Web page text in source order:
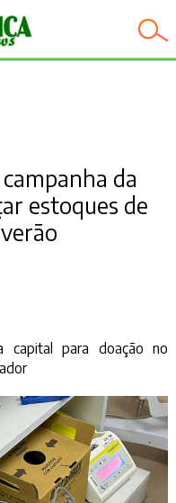
da
estoques de
capital para doação no